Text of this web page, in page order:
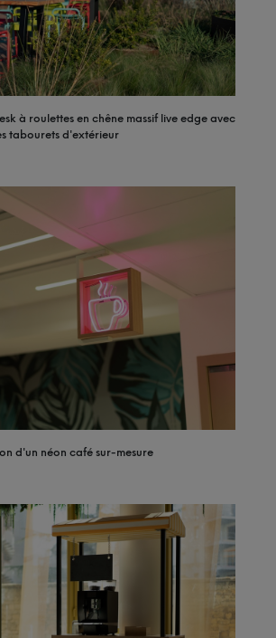
à roulettes en chêne massif live edge avec
tabourets d'extérieur
d'un néon café sur-mesure